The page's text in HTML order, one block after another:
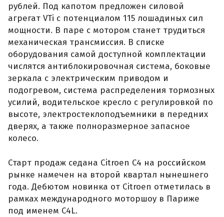
рублей. Под капотом предложен силовой
агрегат VTi с потенциалом 115 лошадиных сил
мощности. В паре с мотором станет трудиться
механическая трансмиссия. В списке
оборудования самой доступной комплектации
числятся антиблокировочная система, боковые
зеркала с электрическим приводом и
подогревом, система распределения тормозных
усилий, водительское кресло с регулировкой по
высоте, электростеклоподъемники в передних
дверях, а также полноразмерное запасное
колесо.
Старт продаж седана Citroen C4 на российском
рынке намечен на второй квартал нынешнего
года. Дебютом новинка от Citroen отметилась в
рамках международного моторшоу в Париже
под именем C4L.